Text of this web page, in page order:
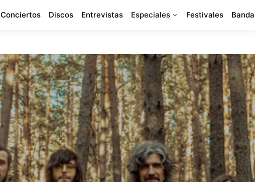
Conciertos Discos Entrevistas Especiales Festivales